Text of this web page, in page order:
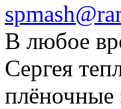
В любое
Сергея
плёночные